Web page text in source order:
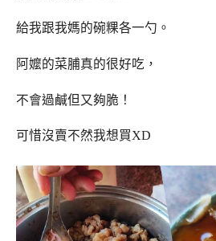
給我跟我媽的碗粿各一勺。
阿嬤的菜脯真的很好吃，
不會過鹹但又夠脆！
可惜沒賣不然我想買XD